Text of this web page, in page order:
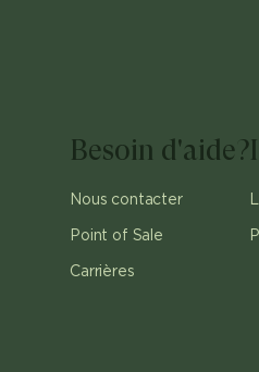
Besoin d'aide?
Nous contacter
Point of Sale
Carrières